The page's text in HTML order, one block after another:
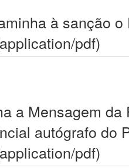
à sanção
pdf)
a Mensagem
autógrafo do
pdf)